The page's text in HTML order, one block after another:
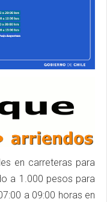
en carreteras para
a 1.000 pesos para
a 09:00 horas en